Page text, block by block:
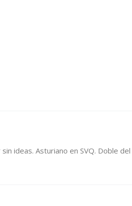
ideas. Asturiano en SVQ. Doble